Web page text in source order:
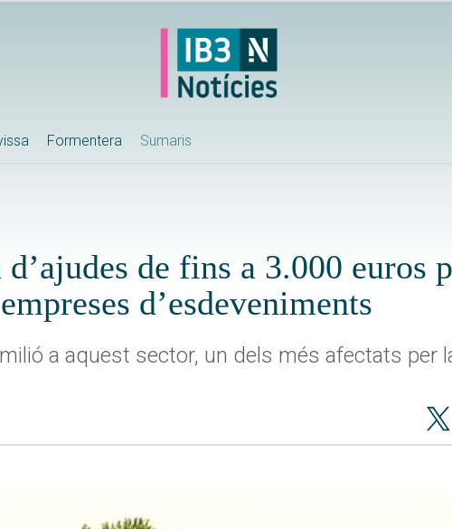
Formentera Sumaris
de fins a 3.000 euros
d’esdeveniments
a aquest sector, un dels més afectats per